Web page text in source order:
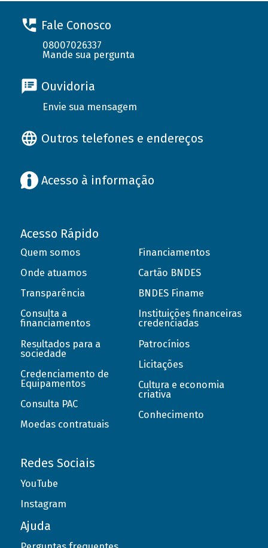
Fale Conosco
08007026337
Mande sua pergunta
Ouvidoria
Envie sua mensagem
Outros telefones e endereços
Acesso à informação
Acesso Rápido
Quem somos
Onde atuamos
Transparência
Consulta a
financiamentos
Resultados para a
sociedade
Credenciamento de
Equipamentos
Consulta PAC
Moedas contratuais
Financiamentos
Cartão BNDES
BNDES Finame
Instituições financeiras
credenciadas
Patrocínios
Licitações
Cultura e economia
criativa
Conhecimento
Redes Sociais
YouTube
Instagram
Ajuda